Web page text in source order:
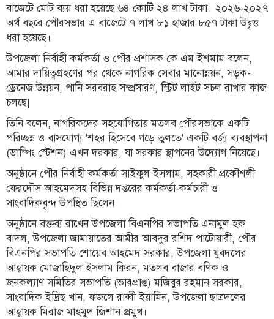
মতামত
ধর্ম
শিশু-
কিশোর
ক্যাম্পাস
সাহিত্য
ও
সংস্কৃতি
নারী
ও
শিশু
ভ্রমণ
লাইফস্টাইল
এক্সক্লুসিভ
সোস্যাল
মিডিয়া
বাজেটে মোট ব্যয় ধরা হয়েছে ৬৪ কোটি ২৪ লাখ টাকা। ২০২৬-২০২৭
অর্থ বছরে পৌরসভার এ বাজেটে ৭ লাখ ৮১ হাজার ৮৫৭ টাকা উদ্বৃত্ত
ধরা হয়েছে।
উপজেলা নির্বাহী কর্মকর্তা ও পৌর প্রশাসক কে এম ইশমাম বলেন,
আমার দায়িত্বগ্রহণের পর থেকে নাগরিক সেবার মানোন্নয়ন, সড়ক-
ড্রেনেজ উন্নয়ন, পানি সরবরাহ সম্প্রসারণ, স্ট্রিট লাইট সচল রাখার কাজ
চলছে|
তিনি বলেন, নাগরিকদের সহযোগিতায় মতলব পৌরসভাকে একটি
পরিচ্ছন্ন ও বাসযোগ্য 'শহর হিসেবে গড়ে তুলতে' একটি বর্জ্য ব্যবস্থাপনা
(ডাম্পিং স্টেশন) এখন দরকার, যা সরকার স্থাপনের উদ্যোগ নিয়েছে।
অনুষ্ঠানে পৌর নির্বাহী কর্মকর্তা সাইফুল ইসলাম, সহকারী প্রকৌশলী
ফেরদৌস আহমেদসহ বিভিন্ন দপ্তরের কর্মকর্তা-কর্মচারী ও
সাংবাদিকবৃন্দ উপস্থিত ছিলেন।
অনুষ্ঠানে বক্তব্য রাখেন উপজেলা বিএনপির সভাপতি এনামুল হক
বাদল, উপজেলা জামায়াতের আমীর আবদুর রশিদ পাটোয়ারী, পৌর
বিএনপির সভাপতি শোয়েব আহমেদ সরকার, উপজেলা যুবদলের
আহ্বায়ক মোজাহিদুল ইসলাম কিরন, মতলব বাজার বণিক ও
জনকল্যাণ সমিতির সভাপতি (ভারপ্রাপ্ত) মজিবুর রহমান সরকার,
সাংবাদিক ইদ্রিছ খান, ফজলে রাব্বী ইয়ামিন, উপজেলা ছাত্রদলের
আহ্বায়ক মিরাজ মাহমুদ জিশান প্রমুখ।